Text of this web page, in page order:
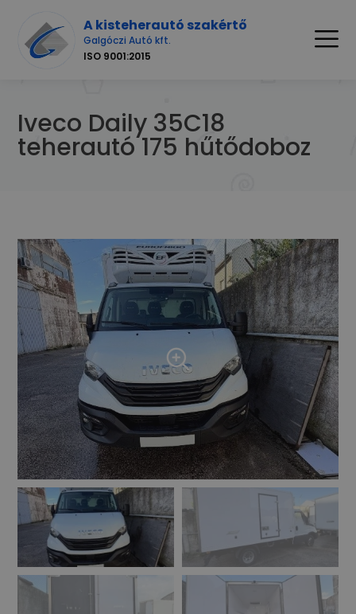
A kisteherautó szakértő
Galgóczi Autó kft.
ISO 9001:2015
Iveco Daily 35C18
teherautó 175 hűtődoboz